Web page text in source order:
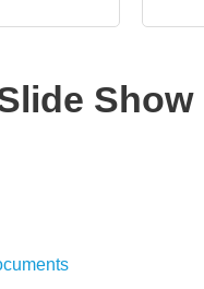
Show